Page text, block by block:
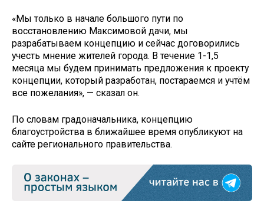
«Мы только в начале большого пути по
восстановлению Максимовой дачи, мы
разрабатываем концепцию и сейчас договорились
учесть мнение жителей города. В течение 1-1,5
месяца мы будем принимать предложения к проекту
концепции, который разработан, постараемся и учтём
все пожелания», — сказал он.
По словам градоначальника, концепцию
благоустройства в ближайшее время опубликуют на
сайте регионального правительства.